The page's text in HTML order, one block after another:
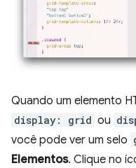
Quando um elemento
display: grid ou
você pode ver um selo
Elementos. Clique no